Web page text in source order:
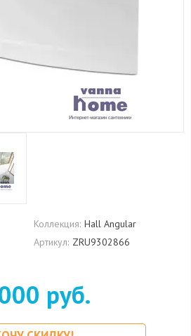
Коллекция: Hall Angular
Артикул: ZRU9302866
руб.